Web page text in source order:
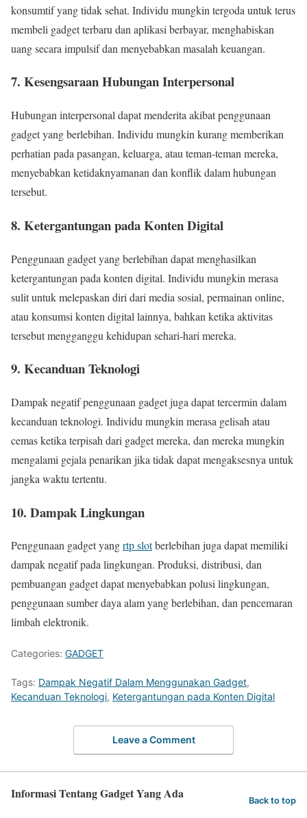
konsumtif yang tidak sehat. Individu mungkin tergoda untuk terus
membeli gadget terbaru dan aplikasi berbayar, menghabiskan
uang secara impulsif dan menyebabkan masalah keuangan.
7. Kesengsaraan Hubungan Interpersonal
Hubungan interpersonal dapat menderita akibat penggunaan
gadget yang berlebihan. Individu mungkin kurang memberikan
perhatian pada pasangan, keluarga, atau teman-teman mereka,
menyebabkan ketidaknyamanan dan konflik dalam hubungan
tersebut.
8. Ketergantungan pada Konten Digital
Penggunaan gadget yang berlebihan dapat menghasilkan
ketergantungan pada konten digital. Individu mungkin merasa
sulit untuk melepaskan diri dari media sosial, permainan online,
atau konsumsi konten digital lainnya, bahkan ketika aktivitas
tersebut mengganggu kehidupan sehari-hari mereka.
9. Kecanduan Teknologi
Dampak negatif penggunaan gadget juga dapat tercermin dalam
kecanduan teknologi. Individu mungkin merasa gelisah atau
cemas ketika terpisah dari gadget mereka, dan mereka mungkin
mengalami gejala penarikan jika tidak dapat mengaksesnya untuk
jangka waktu tertentu.
10. Dampak Lingkungan
Penggunaan gadget yangrtp slotberlebihan juga dapat memiliki
dampak negatif pada lingkungan. Produksi, distribusi, dan
pembuangan gadget dapat menyebabkan polusi lingkungan,
penggunaan sumber daya alam yang berlebihan, dan pencemaran
limbah elektronik.
Categories: GADGET
Tags: Dampak Negatif Dalam Menggunakan Gadget,
Kecanduan Teknologi, Ketergantungan pada Konten Digital
Leave a Comment
Informasi Tentang Gadget Yang Ada Back to top